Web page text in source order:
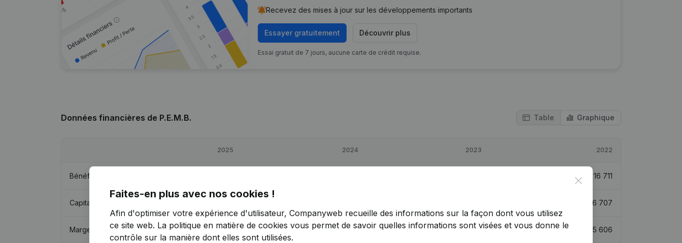
Recevez des mises à jour sur les développements importants
Essayer gratuitement Découvrir plus
Essai gratuit de 7 jours, aucune carte de crédit requise.
Données financières de P.E.M.B. Table Graphique
2025 2024 2023 2022
Bénéfices/pertes 16 711
Capitaux propres 96 707
Marge brute €35 857 -2,42% €36 745 0,72% € 36 482 2,46% 35 606
Close
Faites-en plus avec nos cookies !
Afin d'optimiser votre expérience d'utilisateur, Companyweb recueille des informations sur la façon dont vous utilisez
ce site web. La politique en matière de cookies vous permet de savoir quelles informations sont visées et vous donne le
contrôle sur la manière dont elles sont utilisées.